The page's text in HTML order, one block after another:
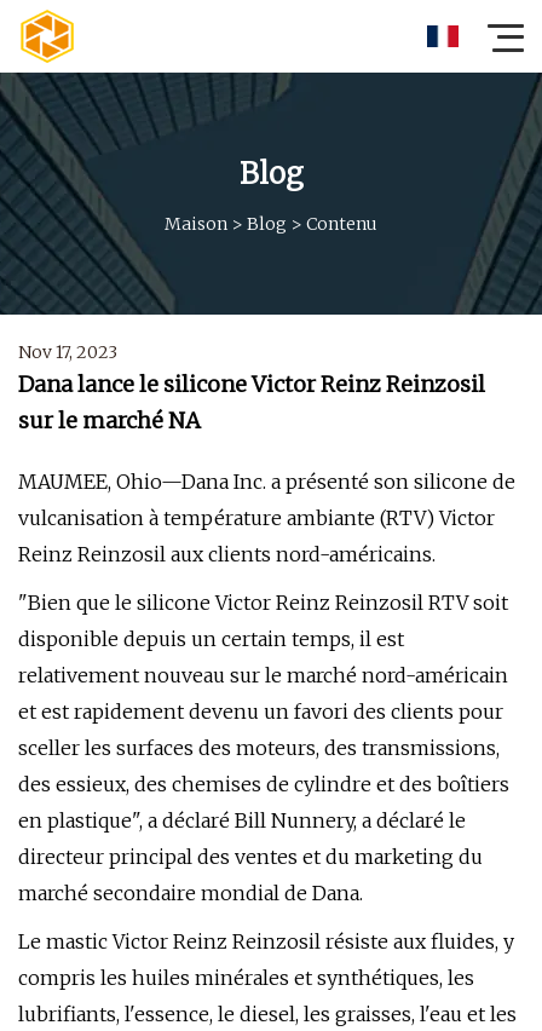
Blog
Maison > Blog > Contenu
Nov 17, 2023
Dana lance le silicone Victor Reinz Reinzosil
sur le marché NA
MAUMEE, Ohio—Dana Inc. a présenté son silicone de
vulcanisation à température ambiante (RTV) Victor
Reinz Reinzosil aux clients nord-américains.
"Bien que le silicone Victor Reinz Reinzosil RTV soit
disponible depuis un certain temps, il est
relativement nouveau sur le marché nord-américain
et est rapidement devenu un favori des clients pour
sceller les surfaces des moteurs, des transmissions,
des essieux, des chemises de cylindre et des boîtiers
en plastique", a déclaré Bill Nunnery, a déclaré le
directeur principal des ventes et du marketing du
marché secondaire mondial de Dana.
Le mastic Victor Reinz Reinzosil résiste aux fluides, y
compris les huiles minérales et synthétiques, les
lubrifiants, l'essence, le diesel, les graisses, l'eau et les